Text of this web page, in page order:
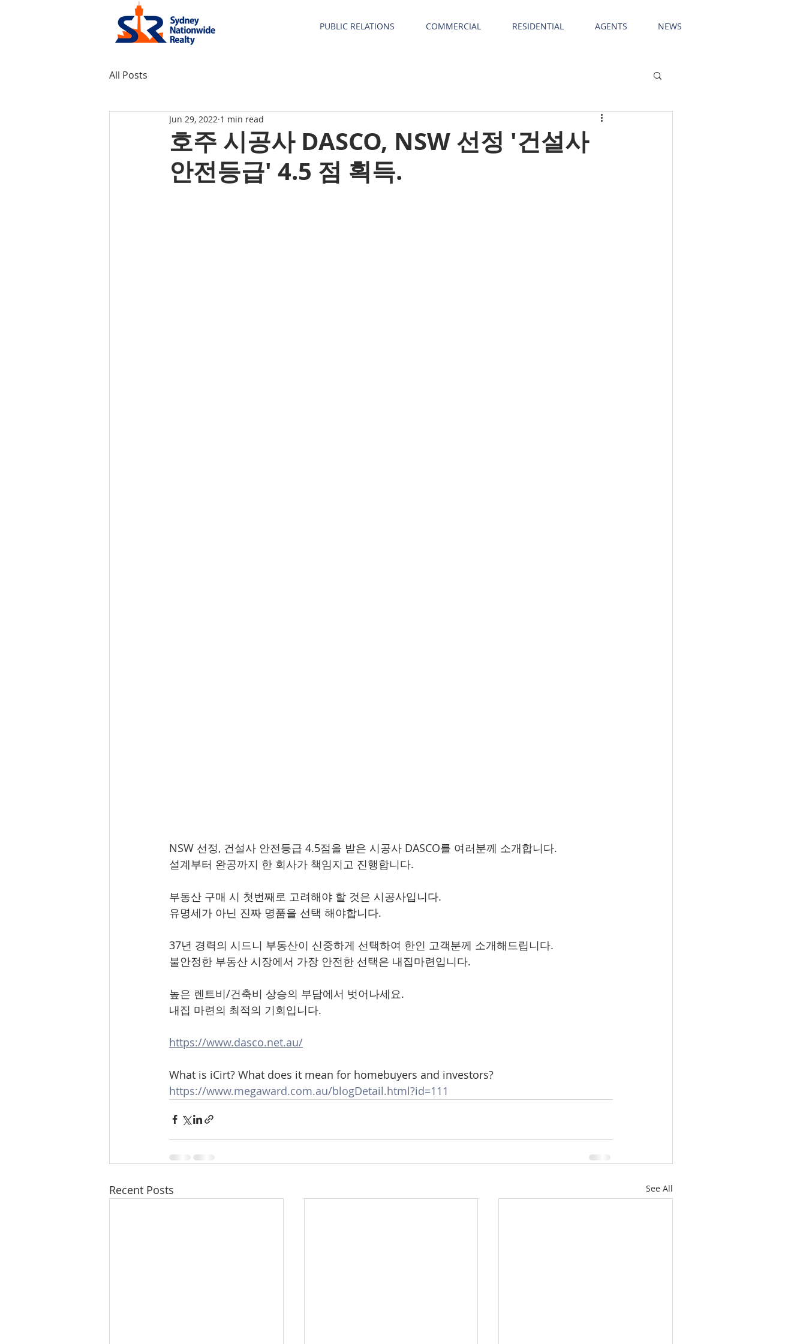
PUBLIC RELATIONS COMMERCIAL RESIDENTIAL AGENTS NEWS
All Posts
호주 시공사 DASCO, NSW 선정 '건설사
안전등급' 4.5 점 획득.
Jun 29, 2022 1 min read
NSW 선정, 건설사 안전등급 4.5점을 받은 시공사 DASCO를 여러분께 소개합니다.
설계부터 완공까지 한 회사가 책임지고 진행합니다.
부동산 구매 시 첫번째로 고려해야 할 것은 시공사입니다.
유명세가 아닌 진짜 명품을 선택 해야합니다.
37년 경력의 시드니 부동산이 신중하게 선택하여 한인 고객분께 소개해드립니다.
불안정한 부동산 시장에서 가장 안전한 선택은 내집마련입니다.
높은 렌트비/건축비 상승의 부담에서 벗어나세요.
내집 마련의 최적의 기회입니다.
https://www.dasco.net.au/
What is iCirt? What does it mean for homebuyers and investors?
https://www.megaward.com.au/blogDetail.html?id=111
Recent Posts See All